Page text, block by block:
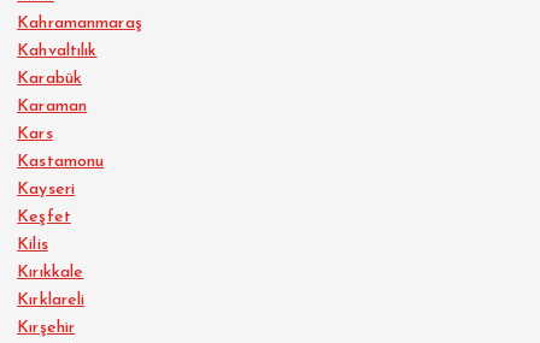
Kahramanmaraş
Kahvaltılık
Karabük
Karaman
Kars
Kastamonu
Kayseri
Keşfet
Kilis
Kırıkkale
Kırklareli
Kırşehir